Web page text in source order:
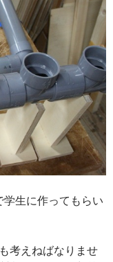
生に作ってもらい
考えねばなりませ